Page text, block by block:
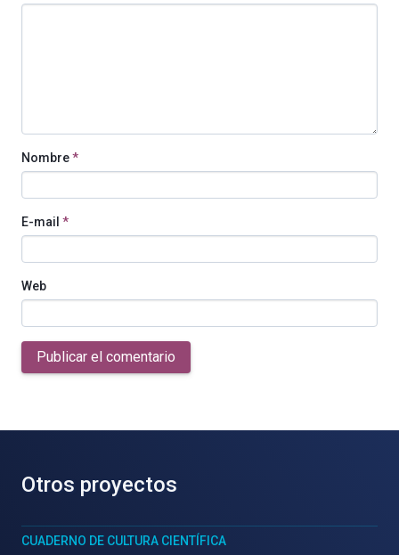
Nombre*
E-mail *
Web
Publicar el comentario
Otros proyectos
CUADERNO DE CULTURA CIENTÍFICA